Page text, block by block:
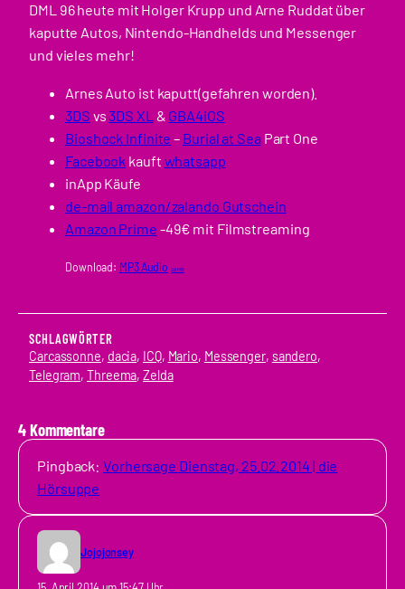
DML 96 heute mit Holger Krupp und Arne Ruddat über
kaputte Autos, Nintendo-Handhelds und Messenger
und vieles mehr!
Arnes Auto ist kaputt(gefahren worden).
3DS vs 3DS XL & GBA4iOS
Bioshock Infinite – Burial at SeaPart One
Facebook kauft whatsapp
inApp Käufe
de-mail amazon/zalando Gutschein
Amazon Prime -49€ mit Filmstreaming
Download: MP3 Audio 29 MB
SCHLAGWÖRTER
Carcassonne, dacia, ICQ, Mario, Messenger, sandero
Telegram, Threema, Zelda
4 Kommentare
Pingback:Vorhersage Dienstag, 25.02.2014 | die
Hörsuppe
Jojojonsey